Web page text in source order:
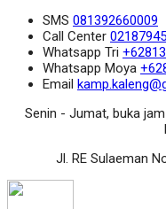
SMS 081392660009
Call Center
Whatsapp Tri
Whatsapp Moya
Email
Senin - Jumat, buka
Jl. RE Sulaeman